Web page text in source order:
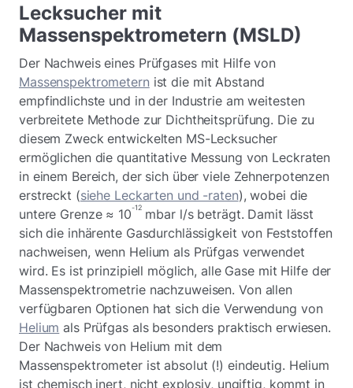
Lecksucher mit
Massenspektrometern (MSLD)
Der Nachweis eines Prüfgases mit Hilfe von
Massenspektrometern ist die mit Abstand
empfindlichste und in der Industrie am weitesten
verbreitete Methode zur Dichtheitsprüfung. Die zu
diesem Zweck entwickelten MS-Lecksucher
ermöglichen die quantitative Messung von Leckraten
in einem Bereich, der sich über viele Zehnerpotenzen
erstreckt (siehe Leckarten und -raten), wobei die
untere Grenze ≈ 10-12mbar l/s beträgt. Damit lässt
sich die inhärente Gasdurchlässigkeit von Feststoffen
nachweisen, wenn Helium als Prüfgas verwendet
wird. Es ist prinzipiell möglich, alle Gase mit Hilfe der
Massenspektrometrie nachzuweisen. Von allen
verfügbaren Optionen hat sich die Verwendung von
Helium als Prüfgas als besonders praktisch erwiesen.
Der Nachweis von Helium mit dem
Massenspektrometer ist absolut (!) eindeutig. Helium
ist chemisch inert, nicht explosiv, ungiftig, kommt in